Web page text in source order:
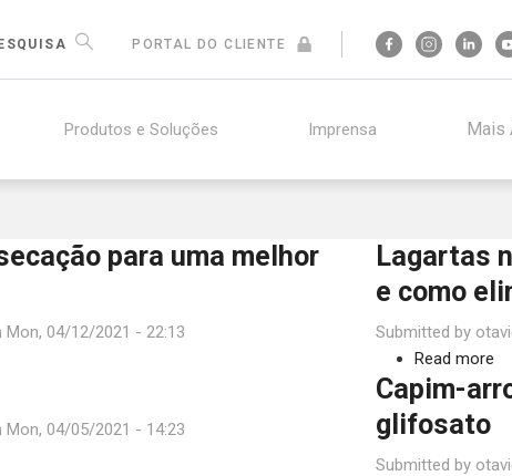
PORTAL DO CLIENTE
Produtos e Soluções Imprensa Mais
para uma melhor
Mon, 04/12/2021 - 22:13
Lagartas
e como
Submitted by
Read more
da
Mon, 04/05/2021 - 14:23
Capim-
glifosato
Submitted by